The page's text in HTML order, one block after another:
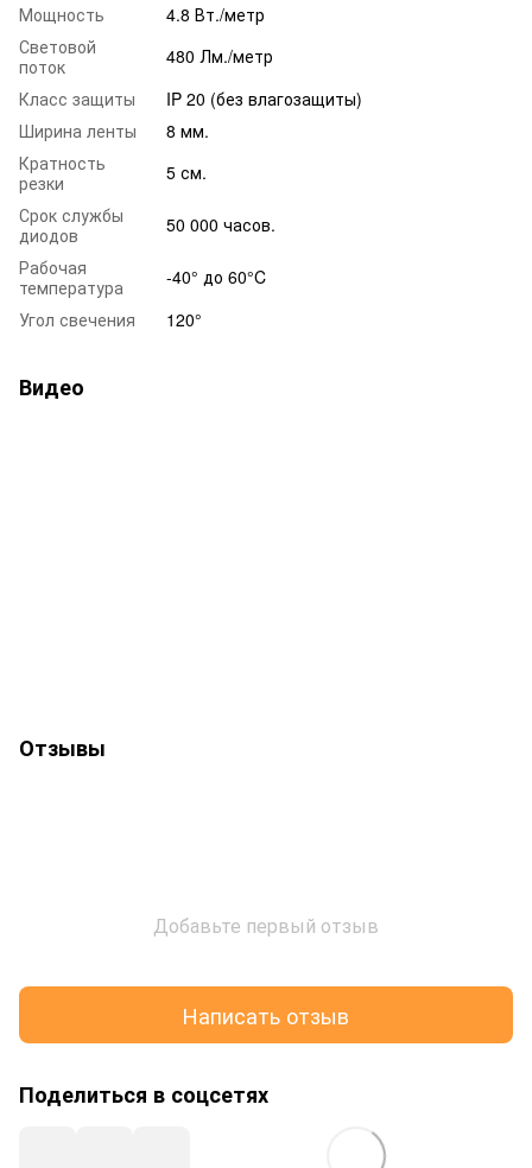
Мощность
4.8 Вт./метр
Световой
поток
480 Лм./метр
Класс защиты
IP 20 (без влагозащиты)
Ширина ленты
8 мм.
Кратность
резки
5 см.
Срок службы
диодов
50 000 часов.
Рабочая
температура
-40° до 60°C
Угол свечения
120°
Видео
Отзывы
Добавьте первый отзыв
Написать отзыв
Поделиться в соцсетях